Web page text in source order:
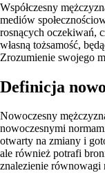
Współczesny
mediów
rosnących oczekiwań,
własną tożsamość,
Zrozumienie swojego
Definicja
Nowoczesny
nowoczesnymi
otwarty na zmiany i
ale również potrafi
znalezienie równowagi